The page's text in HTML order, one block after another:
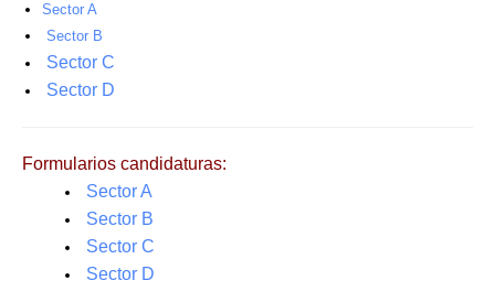
Sector A
Sector B
Sector C
Sector D
Formularios candidaturas:
Sector A
Sector B
Sector C
Sector D